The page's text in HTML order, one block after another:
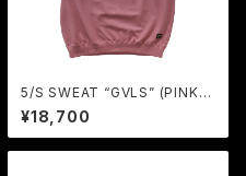
5/S SWEAT “GVLS” (PINK) /
GAVIAL
¥18,700